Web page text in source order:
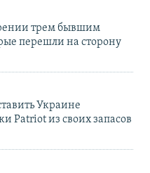
трем бывшим
перешли на сторону
Украине
Patriot из своих запасов